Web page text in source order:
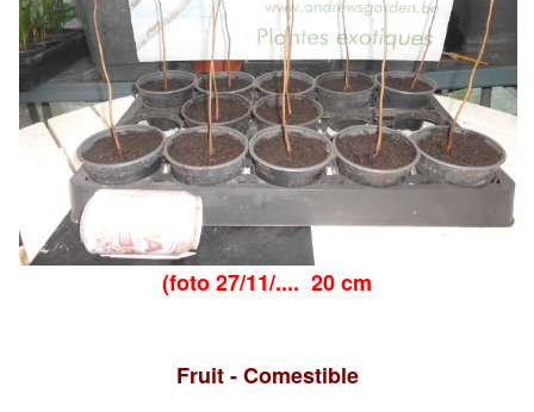
(foto 27/11/.... 20 cm
Fruit - Comestible